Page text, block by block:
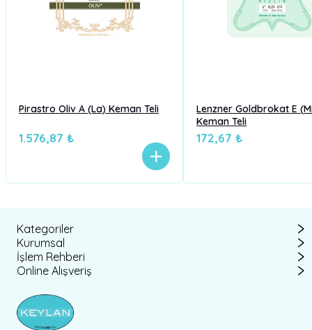
Pirastro Oliv A (La) Keman Teli
1.576,87 ₺
Lenzner Goldbrokat E
Keman Teli
172,67 ₺
Kategoriler
Kurumsal
İşlem Rehberi
Online Alışveriş